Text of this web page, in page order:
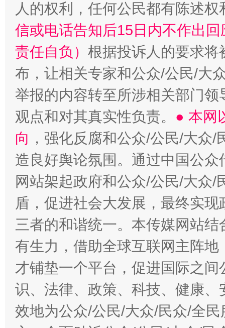
人的权利，任何公民都有陈述
信或电话告知后15日内不作出
责任自负） 根据投诉人的要求将
布，让相关专家和公众/公民/大
举报的内容转至所涉相关部门
观点和对其真实性负责。 ● 本网
向 ，强化反腐和公众/公民/大众
造良好舆论氛围。通过中国公
网站架起政府和公众/公民/大众
盾，促进社会大发展，最终实
三者的和谐统一。本传媒网站
有生力，借助全球互联网主阵
才铺垫一个平台，促进国际之
识、法律、政策、科技、健康
效地为公众/公民/大众/民众/全